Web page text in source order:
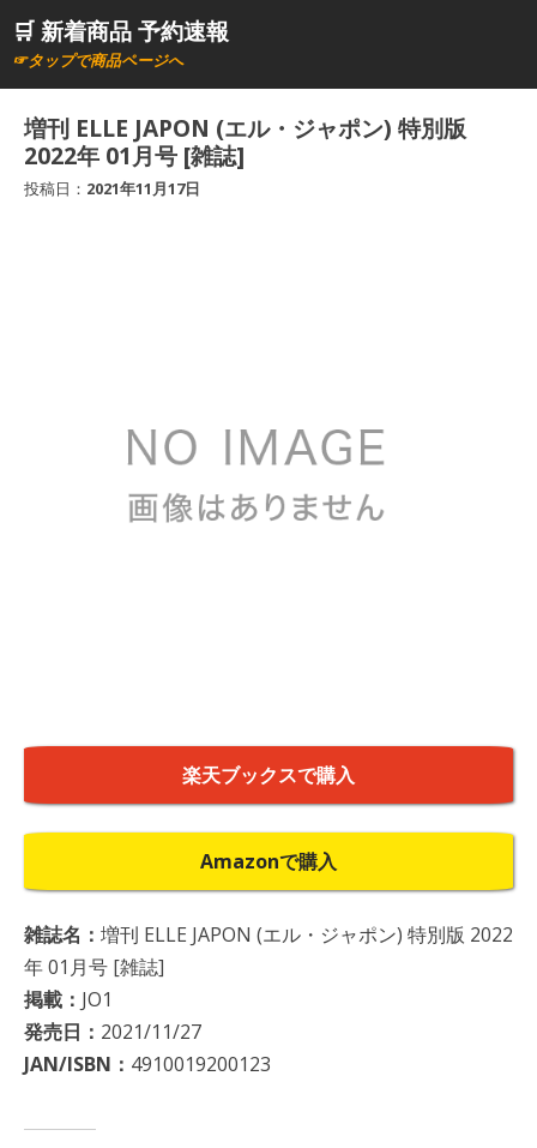
ン🛒 新着商品 予約速報
☞タップで商品ページへ
増刊 ELLE JAPON (エル・ジャポン) 特別版
2022年 01月号 [雑誌]
投稿日： 2021年11月17日
楽天ブックスで購入
Amazonで購入
雑誌名： 増刊 ELLE JAPON (エル・ジャポン) 特別版 2022
年 01月号 [雑誌]
掲載： JO1
発売日： 2021/11/27
JAN/ISBN： 4910019200123